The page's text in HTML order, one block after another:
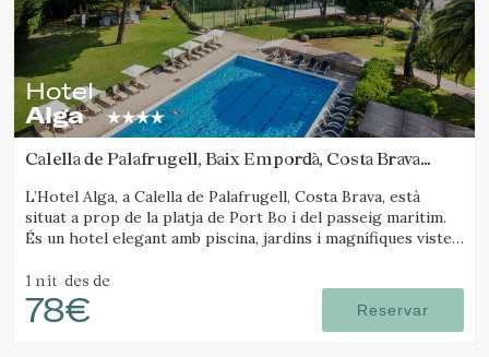
Hotel
Alga
Calella de Palafrugell, Baix Empordà, Costa Brava
L’Hotel Alga, a Calella de Palafrugell, Costa Brava, està
situat a prop de la platja de Port Bo i del passeig marítim.
És un hotel elegant amb piscina, jardins i magnífiques vistes
1 nit des de
78€ Reservar